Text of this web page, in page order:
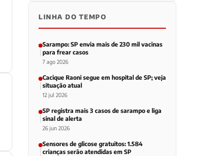
LINHA DO TEMPO
Sarampo: SP envia mais de 230 mil vacinas
para frear casos
7 ago 2026
Cacique Raoni segue em hospital de SP; veja
situação atual
12 jul 2026
SP registra mais 3 casos de sarampo e liga
sinal de alerta
26 jun 2026
Sensores de glicose gratuitos: 1.584
crianças serão atendidas em SP